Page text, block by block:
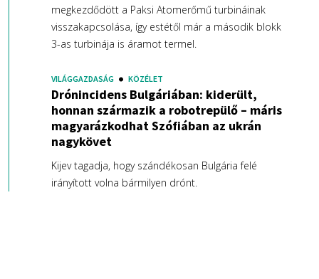
megkezdődött a Paksi Atomerőmű turbináinak
visszakapcsolása, így estétől már a második blokk
3-as turbinája is áramot termel.
VILÁGGAZDASÁG KÖZÉLET
Drónincidens Bulgáriában: kiderült,
honnan származik a robotrepülő – máris
magyarázkodhat Szófiában az ukrán
nagykövet
Kijev tagadja, hogy szándékosan Bulgária felé
irányított volna bármilyen drónt.